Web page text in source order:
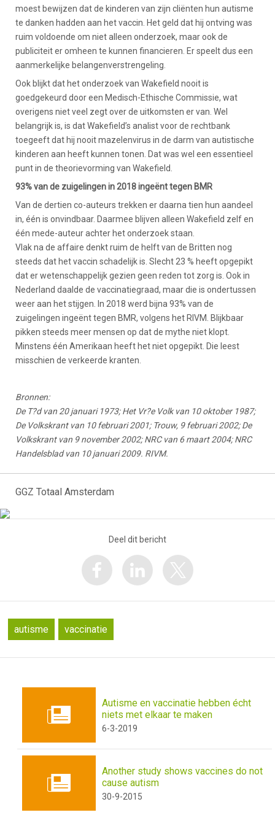
moest bewijzen dat de kinderen van zijn cliënten hun autisme
te danken hadden aan het vaccin. Het geld dat hij ontving was
ruim voldoende om niet alleen onderzoek, maar ook de
publiciteit er omheen te kunnen financieren. Er speelt dus een
aanmerkelijke belangenverstrengeling.
Ook blijkt dat het onderzoek van Wakefield nooit is
goedgekeurd door een Medisch-Ethische Commissie, wat
overigens niet veel zegt over de uitkomsten er van. Wel
belangrijk is, is dat Wakefield’s analist voor de rechtbank
toegeeft dat hij nooit mazelenvirus in de darm van autistische
kinderen aan heeft kunnen tonen. Dat was wel een essentieel
punt in de theorievorming van Wakefield.
93% van de zuigelingen in 2018 ingeënt tegen BMR
Van de dertien co-auteurs trekken er daarna tien hun aandeel
in, één is onvindbaar. Daarmee blijven alleen Wakefield zelf en
één mede-auteur achter het onderzoek staan.
Vlak na de affaire denkt ruim de helft van de Britten nog
steeds dat het vaccin schadelijk is. Slecht 23 % heeft opgepikt
dat er wetenschappelijk gezien geen reden tot zorg is. Ook in
Nederland daalde de vaccinatiegraad, maar die is ondertussen
weer aan het stijgen. In 2018 werd bijna 93% van de
zuigelingen ingeënt tegen BMR, volgens het RIVM. Blijkbaar
pikken steeds meer mensen op dat de mythe niet klopt.
Minstens één Amerikaan heeft het niet opgepikt. Die leest
misschien de verkeerde kranten.
Bronnen:
De T?d van 20 januari 1973; Het Vr?e Volk van 10 oktober 1987;
De Volkskrant van 10 februari 2001; Trouw, 9 februari 2002; De
Volkskrant van 9 november 2002; NRC van 6 maart 2004; NRC
Handelsblad van 10 januari 2009. RIVM.
GGZ Totaal Amsterdam
Deel dit bericht
autisme vaccinatie
Autisme en vaccinatie hebben écht
niets met elkaar te maken
6-3-2019
Another study shows vaccines do not
cause autism
30-9-2015